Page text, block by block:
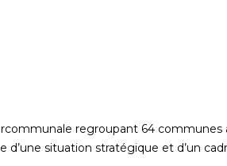
regroupant 64 communes
situation stratégique et d’un